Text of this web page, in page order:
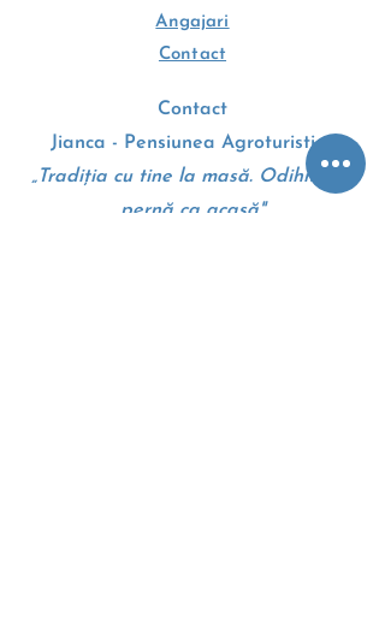
Angajari
Contact
Contact
Jianca - Pensiunea Agroturistica
„Tradiția cu tine la masă. Odihnă pe
pernă ca acasă"